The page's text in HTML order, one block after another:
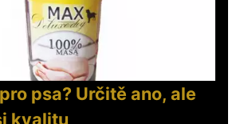
psa? Určitě ano, ale
kvalitu